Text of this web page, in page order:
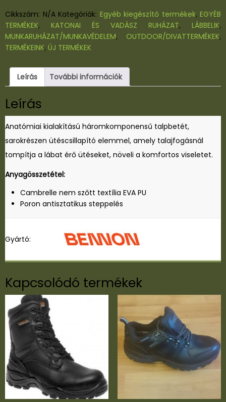
N
O
N
W
I
O
R
T
L
P
E
n
s
g
Cikkszám: N/A Kategóriák: Egyéb kiegészítő termékek, EGYÉB
TERMÉKEK, KATONAI ÉS VADÁSZ RUHÁZAT, LÁBBELIK,
MUNKARUHÁZAT/MUNKAVÉDELEM, OUTDOOR/DIVATTERMÉKEK,
TERMÉKEINK, ÚJ TERMÉKEK
Leírás További információk
Leírás
Anatómiai kialakítású háromkomponensű talpbetét,
sarokrészen ütéscsillapító elemmel, amely talajfogásnál
tompítja a lábat érő ütéseket, növeli a komfortos viseletet.
Anyagösszetétel:
Cambrelle nem szőtt textília EVA PU
Poron antisztatikus steppelés
Gyártó:
Kapcsolódó termékek